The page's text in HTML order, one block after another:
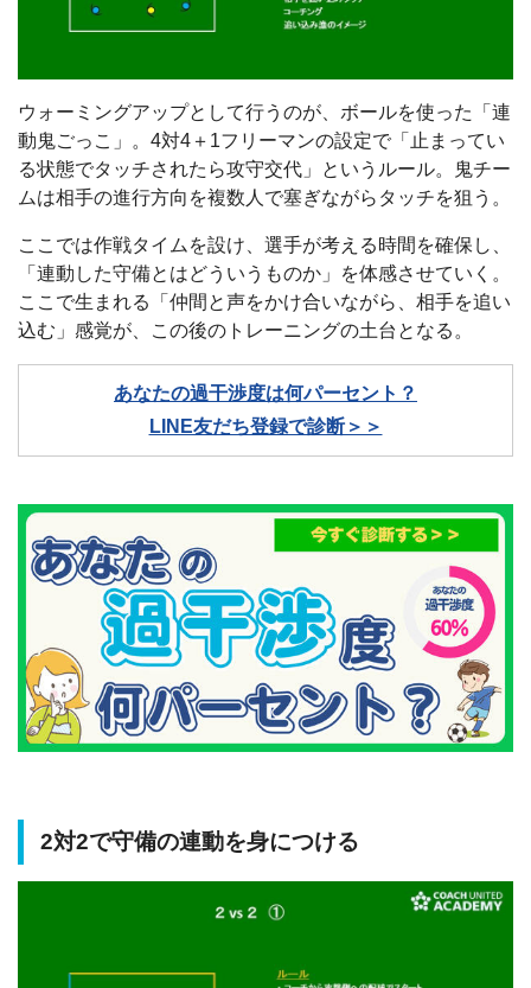
ウォーミングアップとして行うのが、ボールを使った「連
動鬼ごっこ」。4対4＋1フリーマンの設定で「止まってい
る状態でタッチされたら攻守交代」というルール。鬼チー
ムは相手の進行方向を複数人で塞ぎながらタッチを狙う。
ここでは作戦タイムを設け、選手が考える時間を確保し、
「連動した守備とはどういうものか」を体感させていく。
ここで生まれる「仲間と声をかけ合いながら、相手を追い
込む」感覚が、この後のトレーニングの土台となる。
あなたの過干渉度は何パーセント？
LINE友だち登録で診断＞＞
2対2で守備の連動を身につける